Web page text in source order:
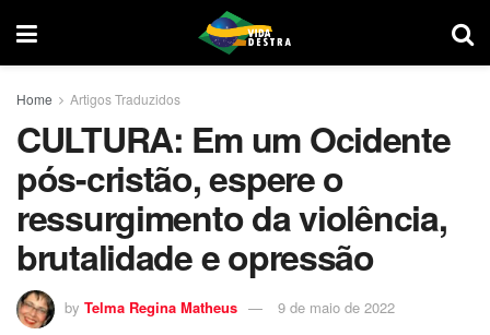
Home Artigos Traduzidos
CULTURA: Em um Ocidente
pós-cristão, espere o
ressurgimento da violência,
brutalidade e opressão
by Telma Regina Matheus 9 de maio de 2022